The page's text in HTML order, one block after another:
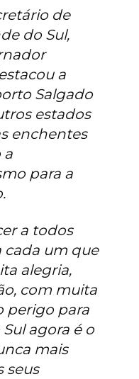
de
do Sul,
a
Salgado
estados
enchentes
a
para a
a todos
cada um que
alegria,
com muita
perigo para
agora é o
mais
seus